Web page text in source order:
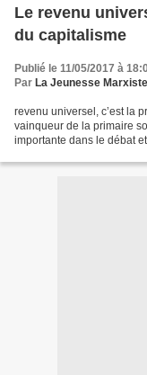
Le revenu
du capitalisme
Publié le 11/05/2017 à
Par La Jeunesse
revenu universel, c’est la
vainqueur de la primaire
importante dans le débat